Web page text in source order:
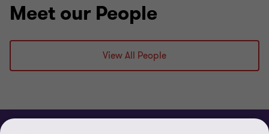
Meet our People
View All People